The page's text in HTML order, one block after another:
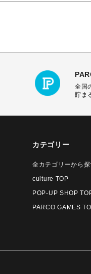
全国
貯ま
カテゴリー
全カテゴリーから探
culture TOP
POP-UP SHOP
PARCO GAMES